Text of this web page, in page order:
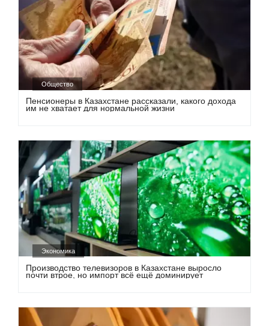
Общество
Пенсионеры в Казахстане рассказали, какого дохода
им не хватает для нормальной жизни
Экономика
Производство телевизоров в Казахстане выросло
почти втрое, но импорт всё ещё доминирует